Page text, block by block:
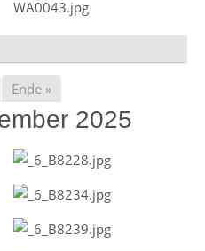
Ende »
2025